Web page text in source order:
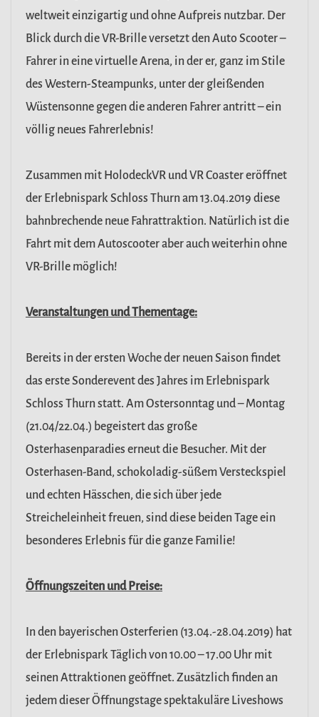
weltweit einzigartig und ohne Aufpreis nutzbar. Der
Blick durch die VR-Brille versetzt den Auto Scooter –
Fahrer in eine virtuelle Arena, in der er, ganz im Stile
des Western-Steampunks, unter der gleißenden
Wüstensonne gegen die anderen Fahrer antritt – ein
völlig neues Fahrerlebnis!
Zusammen mit HolodeckVR und VR Coaster eröffnet
der Erlebnispark Schloss Thurn am 13.04.2019 diese
bahnbrechende neue Fahrattraktion. Natürlich ist die
Fahrt mit dem Autoscooter aber auch weiterhin ohne
VR-Brille möglich!
Veranstaltungen und Thementage:
Bereits in der ersten Woche der neuen Saison findet
das erste Sonderevent des Jahres im Erlebnispark
Schloss Thurn statt. Am Ostersonntag und – Montag
(21.04/22.04.) begeistert das große
Osterhasenparadies erneut die Besucher. Mit der
Osterhasen-Band, schokoladig-süßem Versteckspiel
und echten Hässchen, die sich über jede
Streicheleinheit freuen, sind diese beiden Tage ein
besonderes Erlebnis für die ganze Familie!
Öffnungszeiten und Preise:
In den bayerischen Osterferien (13.04.-28.04.2019) hat
der Erlebnispark Täglich von 10.00 – 17.00 Uhr mit
seinen Attraktionen geöffnet. Zusätzlich finden an
jedem dieser Öffnungstage spektakuläre Liveshows